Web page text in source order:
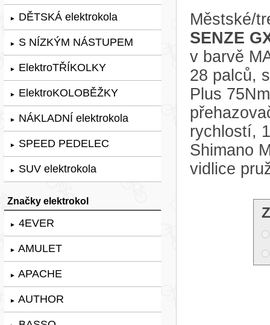
► DĚTSKÁ elektrokola
► S NÍZKÝM NÁSTUPEM
► ElektroTŘÍKOLKY
► ElektroKOLOBĚŽKY
► NÁKLADNÍ elektrokola
► SPEED PEDELEC
► SUV elektrokola
Značky elektrokol
► 4EVER
► AMULET
► APACHE
► AUTHOR
Městské/
SENZE
v barvě
28 palců,
Plus
rychlostí,
Shimano
vidlice